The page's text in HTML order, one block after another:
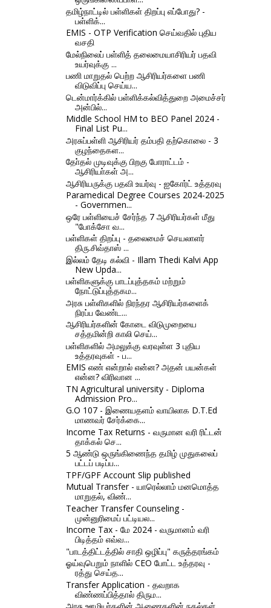
தமிழ்நாட்டில் பள்ளிகள் திறப்பு எப்போது? -
பள்ளிக்...
EMIS - OTP Verification செய்வதில் புதிய
வசதி
மேல்நிலைப் பள்ளித் தலைமையாசிரியர் பதவி
உயர்வுக்கு ...
பணி மாறுதல் பெற்ற ஆசிரியர்களை பணி
விடுவிப்பு செய்ய...
டென்மார்க்கில் பள்ளிக்கல்வித்துறை அமைச்சர்
அன்பில்...
Middle School HM to BEO Panel 2024 -
Final List Pu...
அரசுப்பள்ளி ஆசிரியர் தம்பதி தற்கொலை - 3
குழந்தைகள...
தோ்தல் முடிவுக்கு பிறகு போராட்டம் -
ஆசிரியா்கள் அ...
ஆசிரியருக்கு பதவி உயர்வு - ஐகோர்ட் உத்தரவு
Paramedical Degree Courses 2024-2025
- Governmen...
ஒரே பள்ளியைச் சேர்ந்த 7 ஆசிரியர்கள் மீது
"போக்சோ வ...
பள்ளிகள் திறப்பு - தலைமைச் செயலாளர்
திரு.சிவ்தாஸ் ...
இல்லம் தேடி கல்வி - Illam Thedi Kalvi App
New Upda...
பள்ளிகளுக்கு பாடப்புத்தகம் மற்றும்
நோட்டுப்புத்தகம...
அரசு பள்ளிகளில் நிரந்தர ஆசிரியர்களைக்
நிரப்ப வேண்ட...
ஆசிரியர்களின் கோடை விடுமுறையை
சத்தமின்றி காலி செய்...
பள்ளிகளில் அமலுக்கு வரவுள்ள 3 புதிய
உத்தரவுகள் - ப...
EMIS எண் என்றால் என்ன? அதன் பயன்கள்
என்ன? விரிவான ...
TN Agricultural university - Diploma
Admission Pro...
G.O 107 - இணையதளம் வாயிலாக D.T.Ed
மாணவர் சேர்க்கை...
Income Tax Returns - வருமான வரி ரிட்டன்
தாக்கல் செ...
5 ஆண்டு ஒருங்கிணைந்த தமிழ் முதுகலைப்
பட்டப் படிப்ப...
TPF/GPF Account Slip published
Mutual Transfer - யாரெல்லாம் மனமொத்த
மாறுதல், விண்...
Teacher Transfer Counseling -
முன்னுரிமைப் பட்டியல...
Income Tax - மே 2024 - வருமானம் வரி
பிடித்தம் எவ்வ...
"பாடத்திட்டத்தில் சாதி ஒழிப்பு" கருத்தரங்கம்
ஓய்வுபெறும் நாளில் CEO போட்ட உத்தரவு -
ரத்து செய்த...
Transfer Application - தவறாக
விண்ணப்பித்தால் திரும...